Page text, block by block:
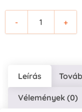
- +
Leírás
Vélemények (0)